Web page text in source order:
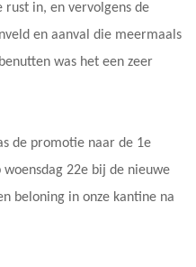
rust in, en vervolgens de
en aanval die meermaals
was het een zeer
de promotie naar de 1e
22e bij de nieuwe
beloning in onze kantine na